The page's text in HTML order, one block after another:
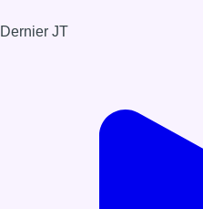
Dernier JT